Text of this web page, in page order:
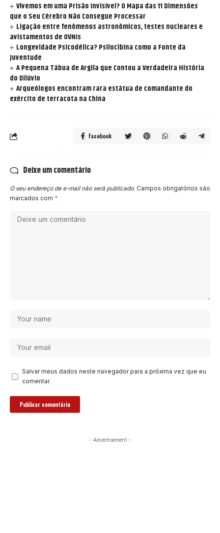
Vivemos em uma Prisão Invisível? O Mapa das 11 Dimensões
que o Seu Cérebro Não Consegue Processar
Ligação entre fenômenos astronômicos, testes nucleares e
avistamentos de OVNIs
Longevidade Psicodélica? Psilocibina como a Fonte da
Juventude
A Pequena Tábua de Argila que Contou a Verdadeira História
do Dilúvio
Arqueólogos encontram rara estátua de comandante do
exército de terracota na China
Facebook
Deixe um comentário
O seu endereço de e-mail não será publicado. Campos obrigatórios são
marcados com *
Salvar meus dados neste navegador para a próxima vez que eu
comentar.
- Advertisement -